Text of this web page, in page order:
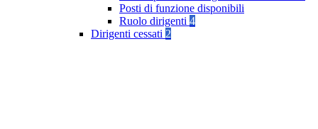
Posti di funzione disponibili
Ruolo dirigenti 4
Dirigenti cessati 2